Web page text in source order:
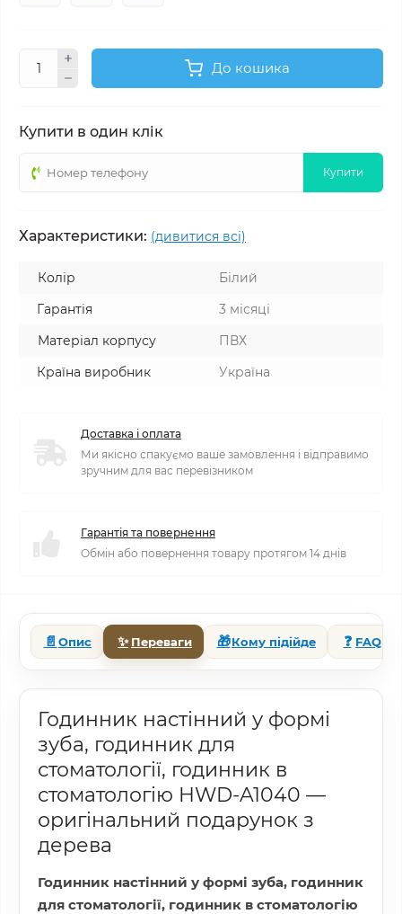
До кошика
Купити в один клік
Купити
Характеристики: (дивитися всі)
Колір
Білий
Гарантія
3 місяці
Матеріал корпусу
ПВХ
Країна виробник
Україна
Доставка і оплата
Ми якісно спакуємо ваше замовлення і відправимо
зручним для вас перевізником
Гарантія та повернення
Обмін або повернення товару протягом 14 днів
📄 Опис ✨ Переваги 🎁Кому підійде ❓ FAQ
Годинник настінний у формі
зуба, годинник для
стоматології, годинник в
стоматологію HWD-A1040 —
оригінальний подарунок з
дерева
Годинник настінний у формі зуба, годинник
для стоматології, годинник в стоматологію